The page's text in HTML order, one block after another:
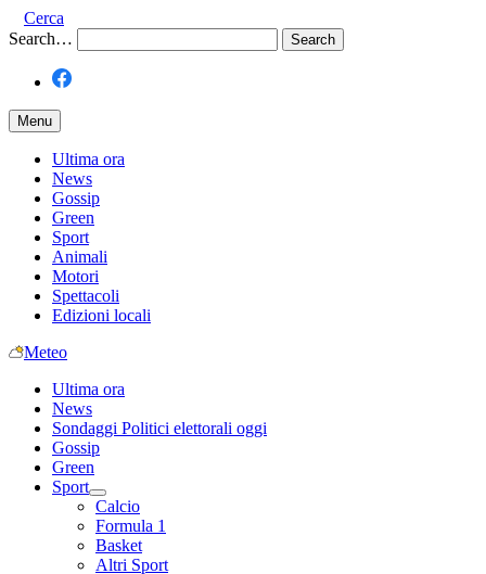
Cerca
Search…
Menu
Ultima ora
News
Gossip
Green
Sport
Animali
Motori
Spettacoli
Edizioni locali
Meteo
Ultima ora
News
Sondaggi Politici elettorali oggi
Gossip
Green
Sport
Calcio
Formula 1
Basket
Altri Sport